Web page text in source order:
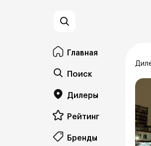
Главная
Поиск
Дилеры
Рейтинг
Бренды